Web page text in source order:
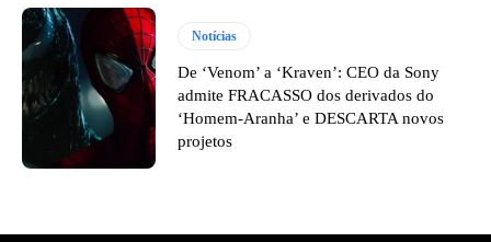
Notícias
De ‘Venom’ a ‘Kraven’: CEO da Sony
admite FRACASSO dos derivados do
‘Homem-Aranha’ e DESCARTA novos
projetos